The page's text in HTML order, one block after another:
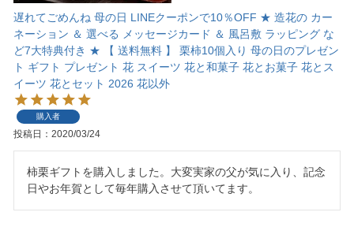
遅れてごめんね 母の日 LINEクーポンで10％OFF ★ 造花の カー
ネーション ＆ 選べる メッセージカード ＆ 風呂敷 ラッピング な
ど7大特典付き ★ 【 送料無料 】 栗柿10個入り 母の日のプレゼン
ト ギフト プレゼント 花 スイーツ 花と和菓子 花とお菓子 花とス
イーツ 花とセット 2026 花以外
購入者
投稿日 2020/03/24
柿栗ギフトを購入しました。大変実家の父が気に入り、記念
日やお年賀として毎年購入させて頂いてます。